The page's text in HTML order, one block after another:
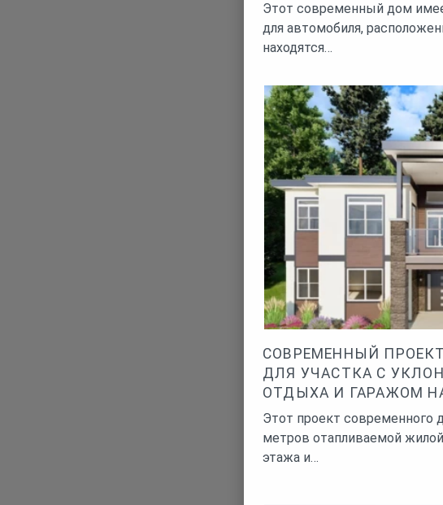
Этот современный дом
для автомобиля,
находятся…
СОВРЕМЕННЫЙ
ДЛЯ УЧАСТКА С
ОТДЫХА И ГАРАЖОМ
Этот проект современного
метров отапливаемой
этажа и…